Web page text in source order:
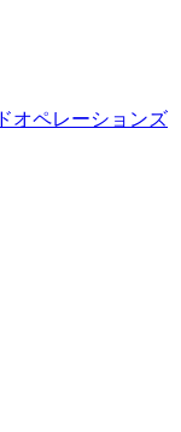
オペレーションズ